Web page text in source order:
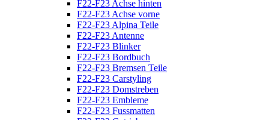
F22-F23 Achse hinten
F22-F23 Achse vorne
F22-F23 Alpina Teile
F22-F23 Antenne
F22-F23 Blinker
F22-F23 Bordbuch
F22-F23 Bremsen Teile
F22-F23 Carstyling
F22-F23 Domstreben
F22-F23 Embleme
F22-F23 Fussmatten